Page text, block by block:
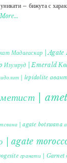
– бижута с
Мадагаскар |
Изумруд | Emerald
| lepidolite
|
| agate botswana
| agate
гранати | Garnet